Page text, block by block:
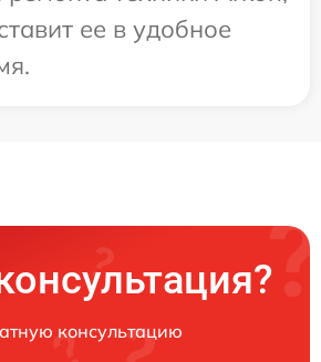
ее в удобное
консультацию